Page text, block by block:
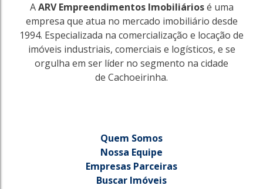
AARV Empreendimentos Imobiliáriosé uma
empresa que atua no mercado imobiliário desde
1994. Especializada na comercialização e locação de
imóveis industriais, comerciais e logísticos, e se
orgulha em ser líder no segmento na cidade
de Cachoeirinha.
Quem Somos
Nossa Equipe
Empresas Parceiras
Buscar Imóveis